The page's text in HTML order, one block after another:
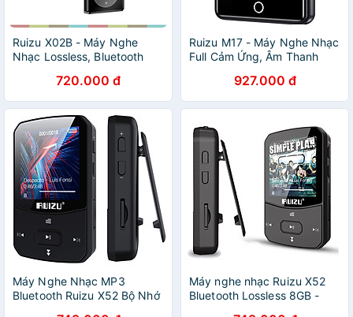
Ruizu X02B - Máy Nghe
Nhạc Lossless, Bluetooth
Ngoài, Lặp Đoạn A-B , Thời
Gian Sử Dụng 15 Giờ (8GB) -
hàng chính hãng
720.000 đ
Ruizu M17 - Máy Nghe Nhạc
Full Cảm Ứng, Âm Thanh
927.000 đ
Máy Nghe Nhạc MP3
Bluetooth Ruizu X52 Bộ Nhớ
Máy nghe nhạc Ruizu X52
Bluetooth Lossless 8GB -